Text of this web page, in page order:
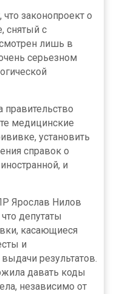
что законопроект о
снятый с
лишь в
серьезном
правительство
медицинские
установить
справок о
и
Ярослав Нилов
депутаты
касающиеся
и
результатов.
давать коды
независимо от